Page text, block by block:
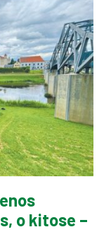
o kitose –